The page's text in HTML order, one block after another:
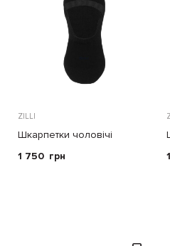
ZILLI
Шкарпетки чоловічі
1 750 грн